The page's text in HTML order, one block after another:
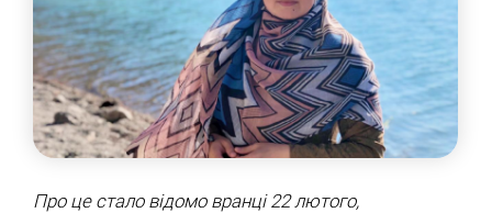
Про це стало відомо вранці 22 лютого,